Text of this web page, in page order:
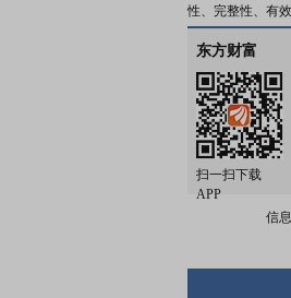
性、完整性、有
东方财富
扫一扫下载
APP
信